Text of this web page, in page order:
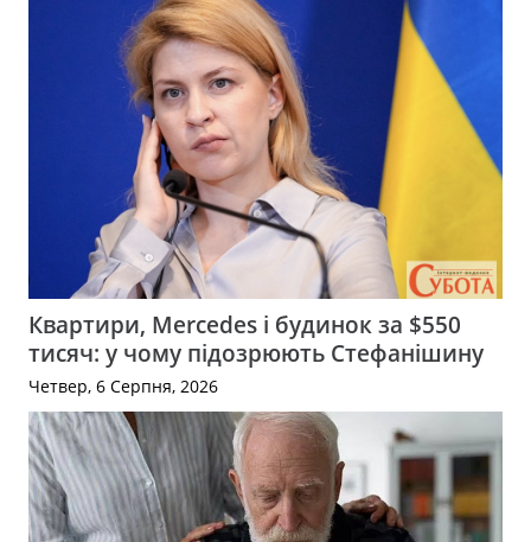
Квартири, Mercedes і будинок за $550
тисяч: у чому підозрюють Стефанішину
Четвер, 6 Серпня, 2026